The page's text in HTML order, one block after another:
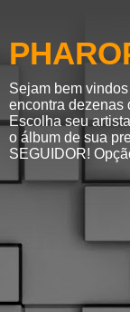
Sejam bem
encontra dezenas
Escolha seu
o álbum de sua
SEGUIDOR!